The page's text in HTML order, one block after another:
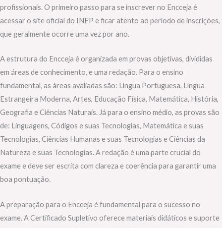
profissionais. O primeiro passo para se inscrever no Encceja é
acessar o site oficial do INEP e ficar atento ao período de inscrições,
que geralmente ocorre uma vez por ano.
A estrutura do Encceja é organizada em provas objetivas, divididas
em áreas de conhecimento, e uma redação. Para o ensino
fundamental, as áreas avaliadas são: Língua Portuguesa, Língua
Estrangeira Moderna, Artes, Educação Física, Matemática, História,
Geografia e Ciências Naturais. Já para o ensino médio, as provas são
de: Linguagens, Códigos e suas Tecnologias, Matemática e suas
Tecnologias, Ciências Humanas e suas Tecnologias e Ciências da
Natureza e suas Tecnologias. A redação é uma parte crucial do
exame e deve ser escrita com clareza e coerência para garantir uma
boa pontuação.
A preparação para o Encceja é fundamental para o sucesso no
exame. A Certificado Supletivo oferece materiais didáticos e suporte